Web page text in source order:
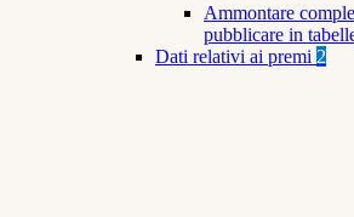
Ammontare
pubblicare in
Dati relativi ai premi 2